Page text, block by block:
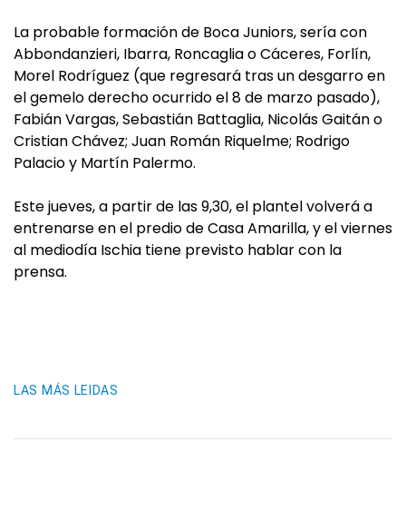
La probable formación de Boca Juniors, sería con
Abbondanzieri, Ibarra, Roncaglia o Cáceres, Forlín,
Morel Rodríguez (que regresará tras un desgarro en
el gemelo derecho ocurrido el 8 de marzo pasado),
Fabián Vargas, Sebastián Battaglia, Nicolás Gaitán o
Cristian Chávez; Juan Román Riquelme; Rodrigo
Palacio y Martín Palermo.
Este jueves, a partir de las 9,30, el plantel volverá a
entrenarse en el predio de Casa Amarilla, y el viernes
al mediodía Ischia tiene previsto hablar con la
prensa.
LAS MÁS LEIDAS